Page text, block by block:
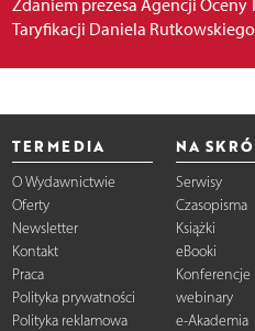
Zdaniem prezesa Agencji
Taryfikacji Daniela
TERMEDIA
O Wydawnictwie
Oferty
Newsletter
Kontakt
Praca
Polityka prywatności
Polityka reklamowa
NA
Serwisy
Czasopisma
Książki
eBooki
Konferencje i
webinary
e-Akademia